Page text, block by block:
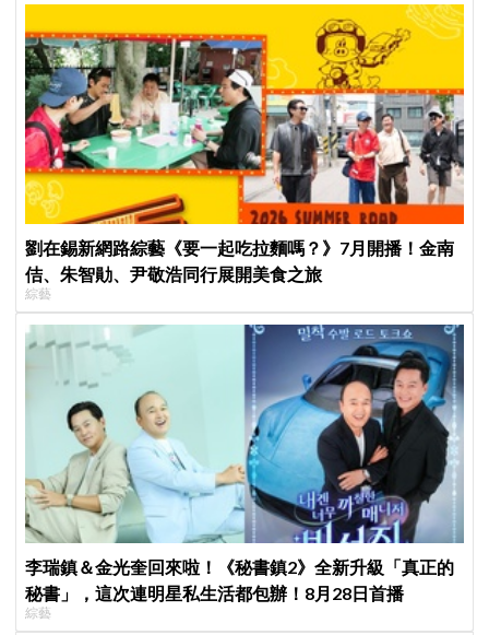
劉在錫新網路綜藝《要一起吃拉麵嗎？》7月開播！金南
佶、朱智勛、尹敬浩同行展開美食之旅
綜藝
李瑞鎮＆金光奎回來啦！《秘書鎮2》全新升級「真正的
秘書」，這次連明星私生活都包辦！8月28日首播
綜藝